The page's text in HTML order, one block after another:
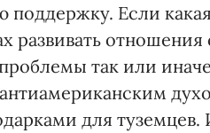
Если
развивать
так или
для